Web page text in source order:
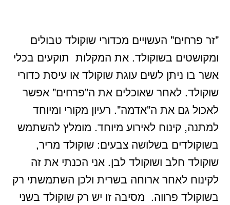
"זר פרחים" העשויים מכדורי שוקולד טבולים
ומקושטים בשוקולד. את המקלות תוקעים בכלי
אשר בו ניתן לשים עוגת שוקולד או עיסת כדורי
שוקולד. לאחר שאוכלים את ה"פרחים" אפשר
לאכול גם את ה"אדמה". רעיון מקורי ומיוחד
למתנה, קינוח לאירוע מיוחד. מומלץ להשתמש
בשוקולדים בשלושה צבעים: שוקולד מריר,
שוקולד חלב ושוקולד לבן. אני הכנתי את זה
לקינוח לאחר ארוחה בשרית ולכן השתמשתי רק
בשוקולד פרווה. מסיבה זו יש רק שוקולד בשני